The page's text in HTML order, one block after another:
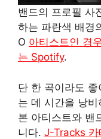
밴드의 프로필 사
하는 파란색 배경
O 아티스트인 경
는 Spotify.
단 한 곡이라도
는 데 시간을 낭
본 아티스트와 밴
니다. J-Tracks 카